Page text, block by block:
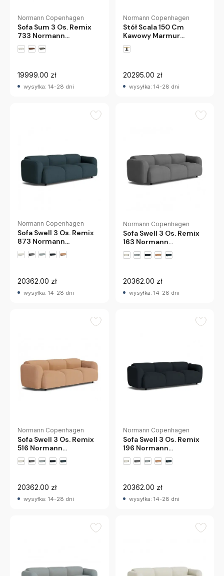
Normann Copenhagen
Sofa Sum 3 Os. Remix
733 Normann
Copenhagen
19999.00 zł
wysyłka: 14-28 dni
Normann Copenhagen
Stół Scala 150 Cm
Kawowy Marmur
Normann Copenhagen
20295.00 zł
wysyłka: 14-28 dni
Normann Copenhagen
Sofa Swell 3 Os. Remix
873 Normann
Copenhagen
20362.00 zł
wysyłka: 14-28 dni
Normann Copenhagen
Sofa Swell 3 Os. Remix
163 Normann
Copenhagen
20362.00 zł
wysyłka: 14-28 dni
Normann Copenhagen
Sofa Swell 3 Os. Remix
516 Normann
Copenhagen
20362.00 zł
wysyłka: 14-28 dni
Normann Copenhagen
Sofa Swell 3 Os. Remix
196 Normann
Copenhagen
20362.00 zł
wysyłka: 14-28 dni